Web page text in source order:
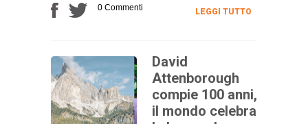
0 Commenti LEGGI TUTTO
David
Attenborough
compie 100 anni,
il mondo celebra